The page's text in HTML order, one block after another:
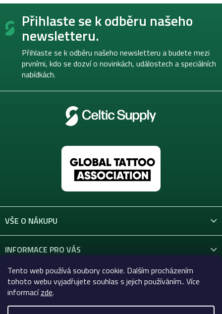
Tento web používá soubory cookie. Dalším procházením
tohoto webu vyjadřujete souhlas s jejich používáním.. Více
informacízde.
Z
Přihlaste se k odběru našeho
newsletteru.
Přihlaste se k odběru našeho newsletteru a budete mezi
prvními, kdo se dozví o novinkách, událostech a speciálních
nabídkách.
VŠE O NÁKUPU
INFORMACE PRO VÁS
KONTAKT